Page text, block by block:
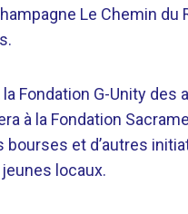
Le Chemin du
la Fondation G-Unity des
à la Fondation
bourses et d’autres
locaux.